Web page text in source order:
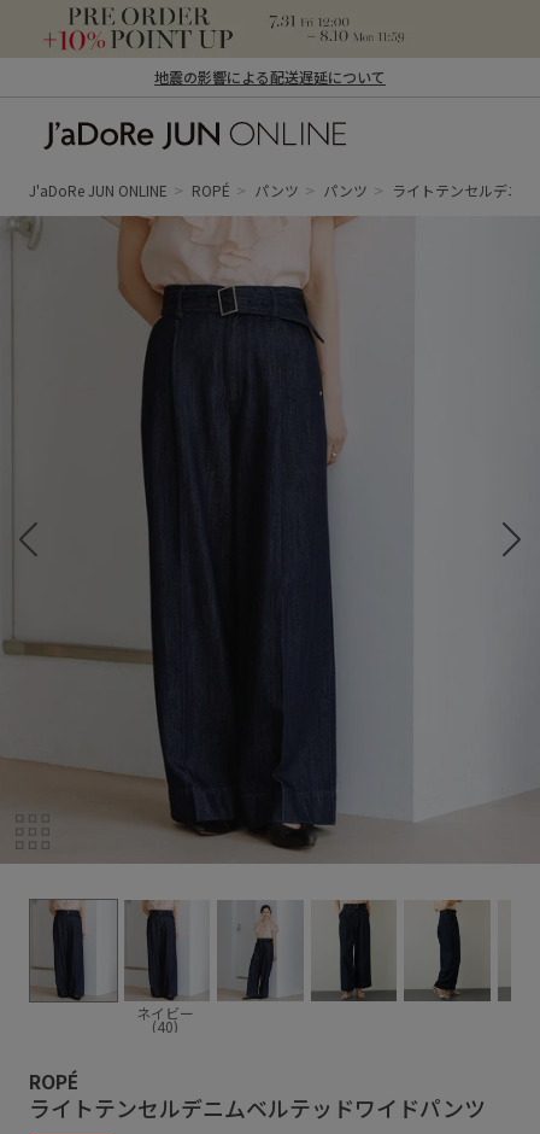
地震の影響による配送遅延について
ン オンライン）
J'aDoRe JUN ONLINE ROPÉ パンツ パンツ ライトテンセルデニ
ネイビー
(40)
ROPÉ
ライトテンセルデニムベルテッドワイドパンツ